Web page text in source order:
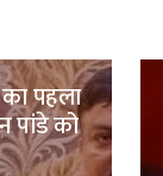
पहला
पांडे को